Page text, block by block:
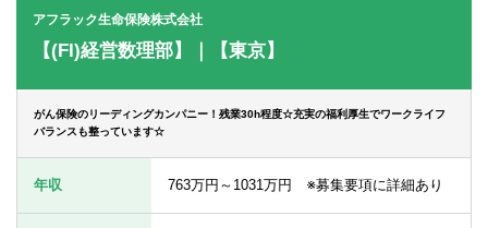
公認会計士の求人
監査法人の求人
USCPA（米国公認会計士）の求人
アフラック生命保険株式会社
【(FI)経営数理部】｜【東京】
がん保険のリーディングカンパニー！残業30h程度☆充実の福利厚生でワークライフ
バランスも整っています☆
年収 763万円～1031万円 ※募集要項に詳細あり